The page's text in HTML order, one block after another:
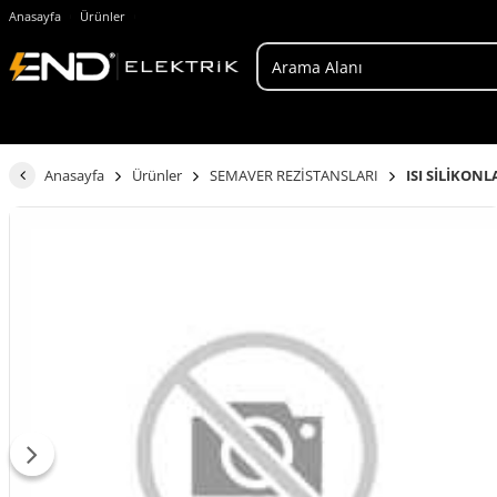
Anasayfa Ürünler
Anasayfa Ürünler SEMAVER REZİSTANSLARI ISI